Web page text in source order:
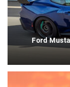
Ford